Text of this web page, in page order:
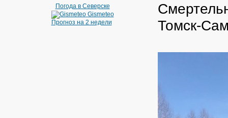
Погода в Северске
Gismeteo
Прогноз на 2 недели
Томск-